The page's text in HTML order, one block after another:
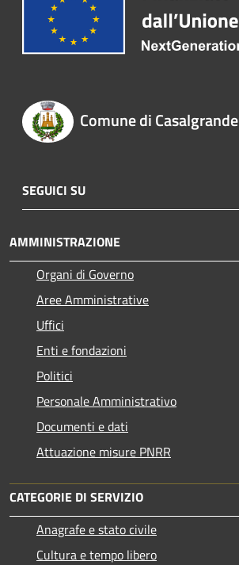
Comune di Casalgrande
SEGUICI SU
AMMINISTRAZIONE
Organi di Governo
Aree Amministrative
Uffici
Enti e fondazioni
Politici
Personale Amministrativo
Documenti e dati
Attuazione misure PNRR
CATEGORIE DI SERVIZIO
Anagrafe e stato civile
Cultura e tempo libero